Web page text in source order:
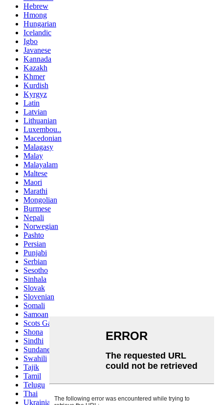
Hebrew
Hmong
Hungarian
Icelandic
Igbo
Javanese
Kannada
Kazakh
Khmer
Kurdish
Kyrgyz
Latin
Latvian
Lithuanian
Luxembou..
Macedonian
Malagasy
Malay
Malayalam
Maltese
Maori
Marathi
Mongolian
Burmese
Nepali
Norwegian
Pashto
Persian
Punjabi
Serbian
Sesotho
Sinhala
Slovak
Slovenian
Somali
Samoan
Scots Gaelic
Shona
Sindhi
Sundanese
Swahili
Tajik
Tamil
Telugu
Thai
Ukrainian